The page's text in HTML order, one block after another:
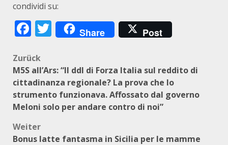
condividi su:
Facebook
Twitter
Share Post
Beitragsnavigation
Zurück
M5S all’Ars: “Il ddl di Forza Italia sul reddito di
cittadinanza regionale? La prova che lo
strumento funzionava. Affossato dal governo
Meloni solo per andare contro di noi”
Weiter
Bonus latte fantasma in Sicilia per le mamme